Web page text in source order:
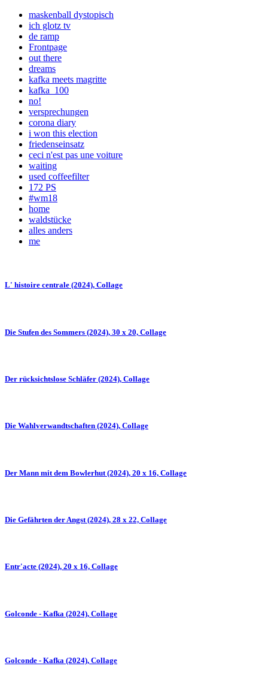
maskenball dystopisch
ich glotz tv
de ramp
Frontpage
out there
dreams
kafka meets magritte
kafka_100
no!
versprechungen
corona diary
i won this election
friedenseinsatz
ceci n'est pas une voiture
waiting
used coffeefilter
172 PS
#wm18
home
waldstücke
alles anders
me
L' histoire centrale (2024), Collage
Die Stufen des Sommers (2024), 30 x 20, Collage
Der rücksichtslose Schläfer (2024), Collage
Die Wahlverwandtschaften (2024), Collage
Der Mann mit dem Bowlerhut (2024), 20 x 16, Collage
Die Gefährten der Angst (2024), 28 x 22, Collage
Entr'acte (2024), 20 x 16, Collage
Golconde - Kafka (2024), Collage
Golconde - Kafka (2024), Collage